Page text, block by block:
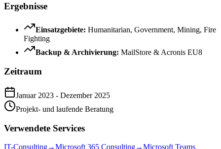
Ergebnisse
Einsatzgebiete: Humanitarian, Government, Mining, Fire
Fighting
Backup & Archivierung: MailStore & Acronis EU8
Zeitraum
Januar 2023 - Dezember 2025
Projekt- und laufende Beratung
Verwendete Services
IT-Consulting→Microsoft 365 Consulting→Microsoft Teams